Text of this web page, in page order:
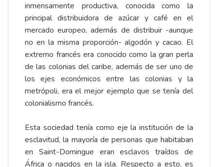
inmensamente productiva, conocida como la
principal distribuidora de azúcar y café en el
mercado europeo, además de distribuir -aunque
no en la misma proporción- algodón y cacao. El
extremo francés era conocido como la gran perla
de las colonias del caribe, además de ser uno de
los ejes económicos entre las colonias y la
metrópoli, era el mejor ejemplo que se tenía del
colonialismo francés.
Esta sociedad tenía como eje la institución de la
esclavitud, la mayoría de personas que habitaban
en Saint-Domingue eran esclavos traídos de
África o nacidos en la isla. Respecto a esto, es